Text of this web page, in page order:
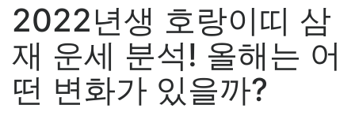
2022년생 호랑이띠 삼
재 운세 분석! 올해는 어
떤 변화가 있을까?